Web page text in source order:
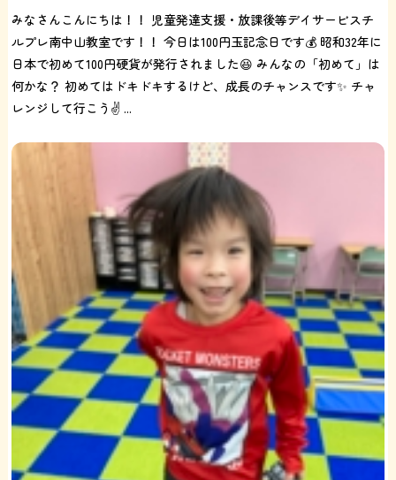
みなさんこんにちは！！ 児童発達支援・放課後等デイサービスチ
ルプレ南中山教室です！！ 今日は100円玉記念日です💰 昭和32年に
日本で初めて100円硬貨が発行されました😆 みんなの「初めて」は
何かな？ 初めてはドキドキするけど、成長のチャンスです✨ チャ
レンジして行こう✌️ ...